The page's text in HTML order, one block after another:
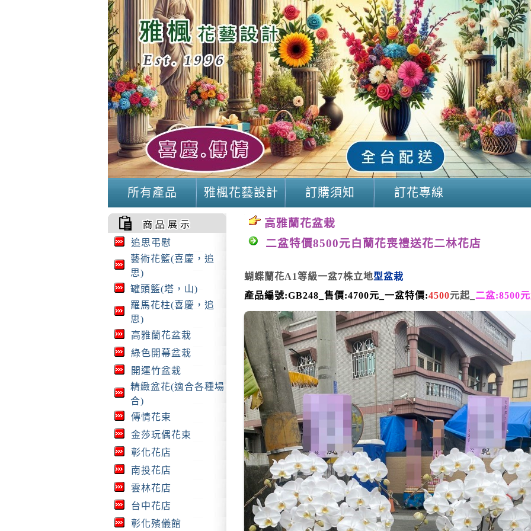
所有產品 雅楓花藝設計 訂購須知 訂花專線
追思弔慰
藝術花籃(喜慶，追
思)
罐頭籃(塔，山)
羅馬花柱(喜慶，追
思)
高雅蘭花盆栽
綠色開幕盆栽
開運竹盆栽
精緻盆花(適合各種場
合)
傳情花束
金莎玩偶花束
彰化花店
南投花店
雲林花店
台中花店
彰化殯儀館
高雅蘭花盆栽
二盆特價8500元白蘭花喪禮送花二林花店
蝴蝶蘭花A1等級一盆7株立地型盆栽
產品編號:GB248_ 售價:4700元_一盆特價:4500元起_ 二盆:8500